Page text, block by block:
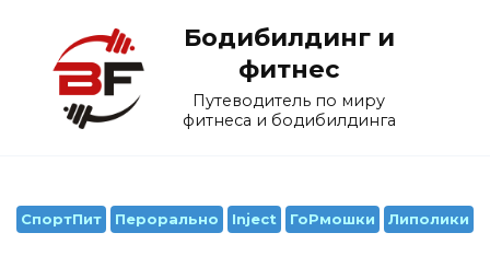
содержанию
Бодибилдинг и
фитнес
Путеводитель по миру
фитнеса и бодибилдинга
СпортПит Перорально Inject ГоРмошки Липолики